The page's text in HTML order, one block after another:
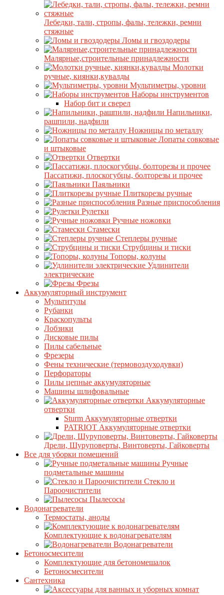
Лебедки, тали, стропы, фалы, тележки, ремни
стяжные
Ломы и гвоздодеры
Малярные,строительные принадлежности
Молотки
ручные, киянки,кувалды
Мультиметры, уровни
Наборы инструментов
Набор бит и сверел
Напильники,
рашпили, надфили
Ножницы по металлу
Лопаты совковые
и штыковые
Отвертки
Пассатижи, плоскогубцы, болторезы и прочее
Паяльники
Плиткорезы ручные
Разные приспособления
Рулетки
Ручные ножовки
Стамески
Степлеры ручные
Струбцины и тиски
Топоры, колуны
Удлинители
электрические
Фрезы
Аккумуляторный инструмент
Мультитулы
Рубанки
Краскопульты
Лобзики
Дисковые пилы
Пилы сабельные
Фрезеры
Фены технические (термовоздуходувки)
Перфораторы
Пилы цепные аккумуляторные
Машины шлифовальные
Аккумуляторные
отвертки
Sturm Аккумуляторные отвертки
PATRIOT Аккумуляторные отвертки
Дрели, Шуруповерты, Винтоверты, Гайковерты
Все для уборки помещений
Ручные
подметальные машины
Стекло и
Пароочистители
Пылесосы
Водонагреватели
Термостаты, аноды
Комплектующие к водонагревателям
Водонагреватели
Бетоносмесители
Комплектующие для бетономешалок
Бетоносмесители
Сантехника